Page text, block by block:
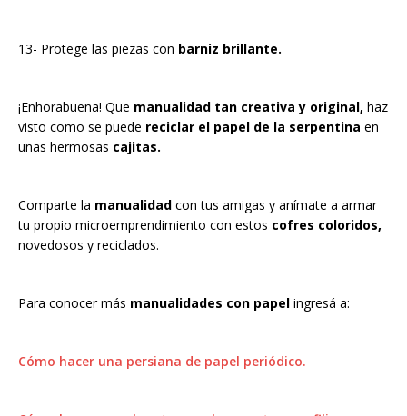
13- Protege las piezas con barniz brillante.
¡Enhorabuena! Que manualidad tan creativa y original, haz
visto como se puede reciclar el papel de la serpentina en
unas hermosas cajitas.
Comparte la manualidad con tus amigas y anímate a armar
tu propio microemprendimiento con estos cofres coloridos,
novedosos y reciclados.
Para conocer más manualidades con papel ingresá a:
Cómo hacer una persiana de papel periódico.